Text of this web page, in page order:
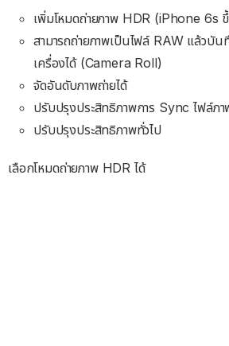
เพิ่มโหมดถ่ายภาพ HDR (iPhone 6s
สามารถถ่ายภาพเป็นไฟล์ RAW แล้วบัน
เครื่องได้ (Camera Roll)
จัดอันดับภาพถ่ายได้
ปรับปรุงประสิทธิภาพการ Sync ไฟล์ภา
ปรับปรุงประสิทธิภาพทั่วไป
เลือกโหมดถ่ายภาพ HDR ได้